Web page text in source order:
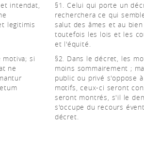
intendat,
legitimis
§1. Celui qui porte un
recherchera ce qui
salut des âmes et au
toutefois les lois et les
et l'équité.
si
ne
§2. Dans le décret, les
moins sommairement ;
public ou privé s'oppose
motifs, ceux-ci seront
seront montrés, s'il le
s'occupe du recours
décret.